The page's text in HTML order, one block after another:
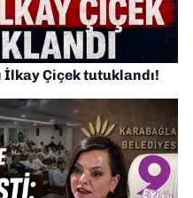
İlkay Çiçek tutuklandı!